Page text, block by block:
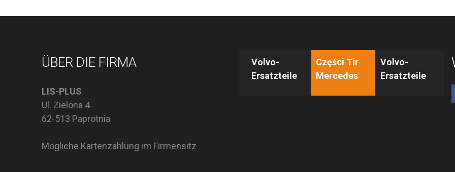
ÜBER DIE FIRMA
LIS-PLUS
Ul. Zielona 4
62-513 Paprotnia
Mögliche Kartenzahlung im Firmensitz
Volvo-
Ersatzteile
Części Tir
Mercedes
Volvo-
Ersatzteile